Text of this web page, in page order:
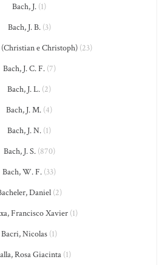
Bach, J. (1)
Bach, J. B.(3)
(Christian e Christoph) (23)
Bach, J. C. F.(7)
Bach, J. L. (2)
Bach, J. M. (4)
Bach, J. N. (1)
Bach, J. S.(870)
Bach, W. F. (33)
Daniel(2)
Francisco Xavier(1)
Bacri, Nicolas (1)
Rosa Giacinta (1)